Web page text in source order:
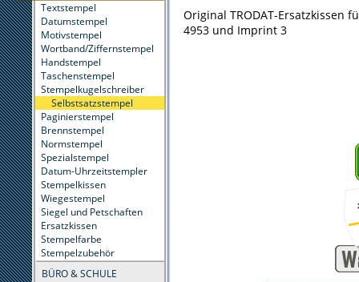
Textstempel
Datumstempel
Motivstempel
Wortband/Ziffernstempel
Handstempel
Taschenstempel
Stempelkugelschreiber
Selbstsatzstempel
Paginierstempel
Brennstempel
Normstempel
Spezialstempel
Datum-Uhrzeitstempler
Stempelkissen
Wiegestempel
Siegel und Petschaften
Ersatzkissen
Stempelfarbe
Stempelzubehör
BÜRO & SCHULE
Original TRODAT-Ersatzkissen
4953 und Imprint 3